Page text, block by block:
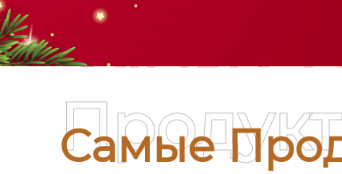
Самые
Самые